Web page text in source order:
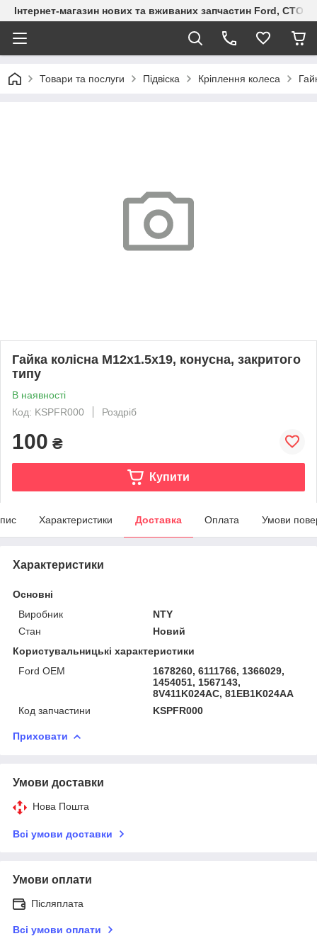
Інтернет-магазин нових та вживаних запчастин Ford, СТО
Товари та послуги Підвіска Кріплення колеса
Гайка колісна М12х1.5x19, конусна, закритого
типу
В наявності
Код: KSPFR000
Роздріб
100 ₴
Купити
Характеристики Доставка Оплата Умови
Характеристики
Основні
Виробник
NTY
Стан
Новий
Користувальницькі характеристики
Ford OEM
1678260, 6111766, 1366029,
1454051, 1567143,
8V411K024AC, 81EB1K024AA
Код запчастини
KSPFR000
Приховати
Умови доставки
Нова Пошта
Всі умови доставки
Умови оплати
Післяплата
Всі умови оплати